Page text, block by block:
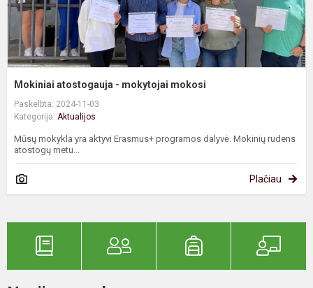
Mokiniai atostogauja - mokytojai mokosi
Paskelbta: 2024-11-03
Kategorija: Aktualijos
Mūsų mokykla yra aktyvi Erasmus+ programos dalyvė. Mokinių rudens
atostogų metu...
Plačiau